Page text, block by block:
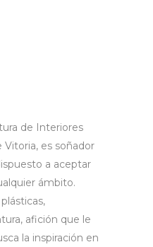
de Interiores
Vitoria, es soñador
a aceptar
ámbito.
afición que le
la inspiración en